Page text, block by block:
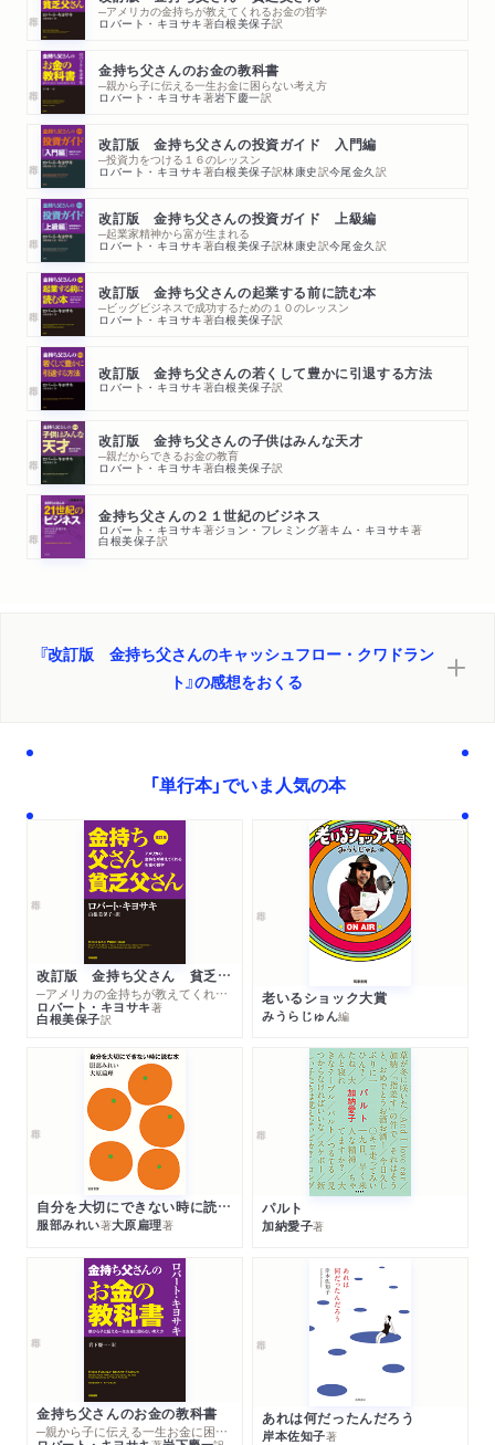
─アメリカの金持ちが教えてくれるお金の哲学
ロバート・キヨサキ著白根美保子訳
金持ち父さんのお金の教科書
─親から子に伝える一生お金に困らない考え方
ロバート・キヨサキ著岩下慶一訳
改訂版 金持ち父さんの投資ガイド 入門編
─投資力をつける１６のレッスン
ロバート・キヨサキ著白根美保子訳林康史訳今尾金久訳
改訂版 金持ち父さんの投資ガイド 上級編
─起業家精神から富が生まれる
ロバート・キヨサキ著白根美保子訳林康史訳今尾金久訳
改訂版 金持ち父さんの起業する前に読む本
─ビッグビジネスで成功するための１０のレッスン
ロバート・キヨサキ著白根美保子訳
改訂版 金持ち父さんの若くして豊かに引退する方法
ロバート・キヨサキ著白根美保子訳
改訂版 金持ち父さんの子供はみんな天才
─親だからできるお金の教育
ロバート・キヨサキ著白根美保子訳
金持ち父さんの２１世紀のビジネス
ロバート・キヨサキ著ジョン・フレミング著キム・キヨサキ著
白根美保子訳
『改訂版 金持ち父さんのキャッシュフロー・クワドラン
ト』の感想をおくる
「単行本」でいま人気の本
改訂版 金持ち父さん 貧乏父さん
─アメリカの金持ちが教えてくれるお金の哲学
ロバート・キヨサキ著
白根美保子訳
老いるショック大賞
みうらじゅん編
自分を大切にできない時に読む本
服部みれい著大原扁理著
パルト
加納愛子著
金持ち父さんのお金の教科書
─親から子に伝える一生お金に困らない考え方
あれは何だったんだろう
岸本佐知子著